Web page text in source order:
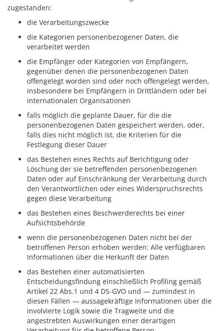
zugestanden:
die Verarbeitungszwecke
die Kategorien personenbezogener Daten, die
verarbeitet werden
die Empfänger oder Kategorien von Empfängern,
gegenüber denen die personenbezogenen Daten
offengelegt worden sind oder noch offengelegt werden,
insbesondere bei Empfängern in Drittländern oder bei
internationalen Organisationen
falls möglich die geplante Dauer, für die die
personenbezogenen Daten gespeichert werden, oder,
falls dies nicht möglich ist, die Kriterien für die
Festlegung dieser Dauer
das Bestehen eines Rechts auf Berichtigung oder
Löschung der sie betreffenden personenbezogenen
Daten oder auf Einschränkung der Verarbeitung durch
den Verantwortlichen oder eines Widerspruchsrechts
gegen diese Verarbeitung
das Bestehen eines Beschwerderechts bei einer
Aufsichtsbehörde
wenn die personenbezogenen Daten nicht bei der
betroffenen Person erhoben werden: Alle verfügbaren
Informationen über die Herkunft der Daten
das Bestehen einer automatisierten
Entscheidungsfindung einschließlich Profiling gemäß
Artikel 22 Abs.1 und 4 DS-GVO und — zumindest in
diesen Fällen — aussagekräftige Informationen über die
involvierte Logik sowie die Tragweite und die
angestrebten Auswirkungen einer derartigen